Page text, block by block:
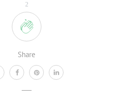
2
Share